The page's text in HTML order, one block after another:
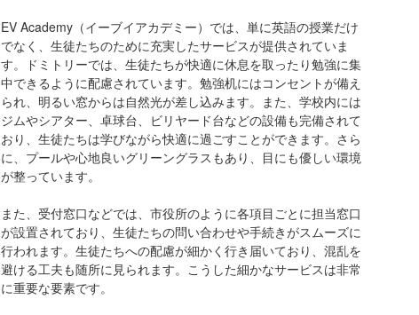
EV Academy（イーブイアカデミー）では、単に英語の授業だけ
でなく、生徒たちのために充実したサービスが提供されていま
す。ドミトリーでは、生徒たちが快適に休息を取ったり勉強に集
中できるように配慮されています。勉強机にはコンセントが備え
られ、明るい窓からは自然光が差し込みます。また、学校内には
ジムやシアター、卓球台、ビリヤード台などの設備も完備されて
おり、生徒たちは学びながら快適に過ごすことができます。さら
に、プールや心地良いグリーングラスもあり、目にも優しい環境
が整っています。
また、受付窓口などでは、市役所のように各項目ごとに担当窓口
が設置されており、生徒たちの問い合わせや手続きがスムーズに
行われます。生徒たちへの配慮が細かく行き届いており、混乱を
避ける工夫も随所に見られます。こうした細かなサービスは非常
に重要な要素です。